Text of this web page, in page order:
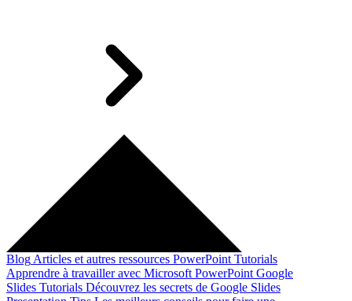
Blog Articles et autres ressources PowerPoint Tutorials
Apprendre à travailler avec Microsoft PowerPoint Google
Slides Tutorials Découvrez les secrets de Google Slides